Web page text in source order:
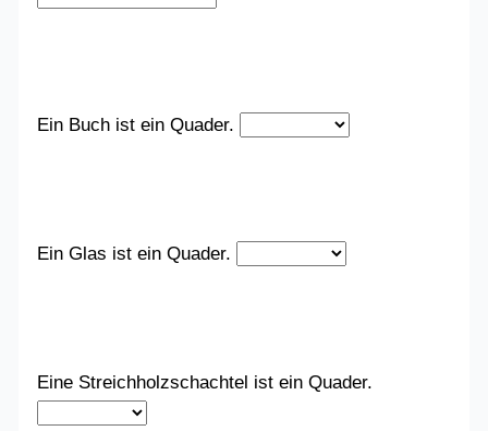
Ein Buch ist ein Quader.
Ein Glas ist ein Quader.
Eine Streichholzschachtel ist ein Quader.